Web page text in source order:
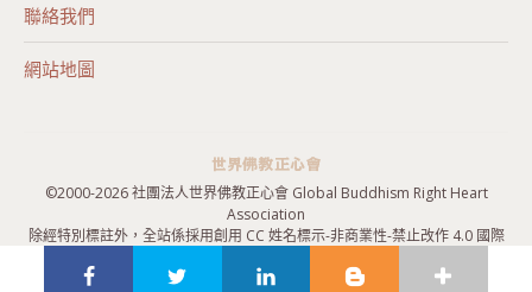
聯絡我們
網站地圖
©2000-2026 社團法人世界佛教正心會 Global Buddhism Right Heart
Association
除經特別標註外，全站係採用創用 CC 姓名標示-非商業性-禁止改作 4.0 國際
隱私權政策 網站地圖| |報名表單